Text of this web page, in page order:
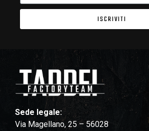
ISCRIVITI
Sede legale:
Via Magellano, 25 – 56028